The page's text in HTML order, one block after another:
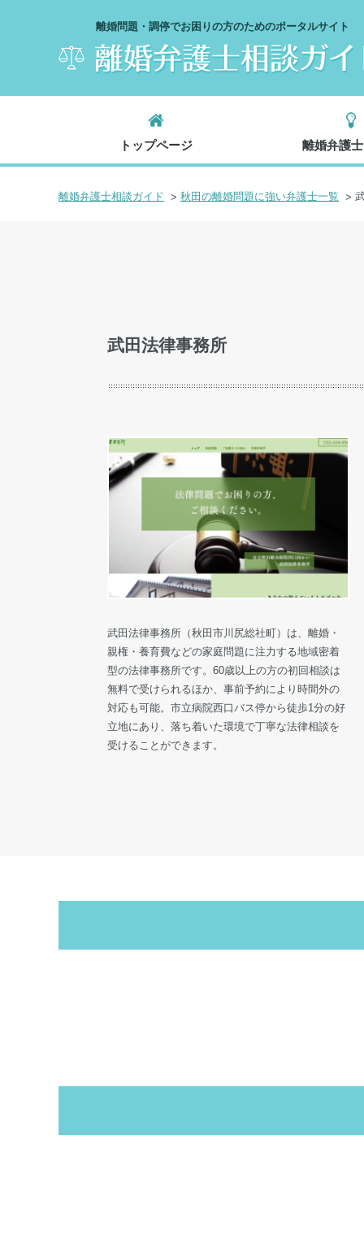
離婚問題・調停でお困りの方のためのポータルサイト
トップページ 離婚弁護
離婚弁護士相談ガイド 秋田の離婚問題に強い弁護士一覧
武田法律事務所
武田法律事務所（秋田市川尻総社町）は、離婚・
親権・養育費などの家庭問題に注力する地域密着
型の法律事務所です。60歳以上の方の初回相談は
無料で受けられるほか、事前予約により時間外の
対応も可能。市立病院西口バス停から徒歩1分の好
立地にあり、落ち着いた環境で丁寧な法律相談を
受けることができます。